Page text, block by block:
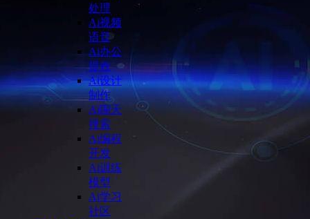
处理
Ai视频
语音
Ai办公
提效
Ai设计
制作
Ai聊天
搜索
Ai编程
开发
Ai训练
模型
Ai学习
社区